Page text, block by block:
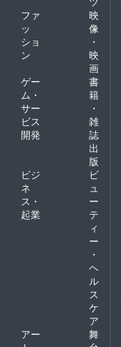
ファ
ッ
ショ
ン
映
像
・
映
画
ゲー
ム・
サー
ビス
開発
書
籍
・
雑
誌
出
版
ビジ
ネ
ス・
起業
ビ
ュ
ー
テ
ィ
ー
・
ヘ
ル
ス
ケ
ア
アー
舞